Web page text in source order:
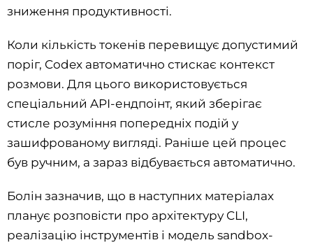
зниження продуктивності.
Коли кількість токенів перевищує допустимий
поріг, Codex автоматично стискає контекст
розмови. Для цього використовується
спеціальний API-ендпоінт, який зберігає
стисле розуміння попередніх подій у
зашифрованому вигляді. Раніше цей процес
був ручним, а зараз відбувається автоматично.
Болін зазначив, що в наступних матеріалах
планує розповісти про архітектуру CLI,
реалізацію інструментів і модель sandbox-